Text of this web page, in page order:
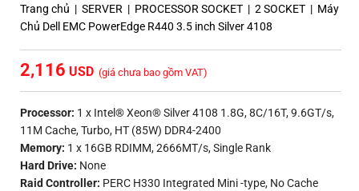
Trang chủ | SERVER | PROCESSOR SOCKET | 2 SOCKET | Máy
Chủ Dell EMC PowerEdge R440 3.5 inch Silver 4108
2,116 (giá chưa bao gồm VAT)
Processor: 1 x Intel® Xeon® Silver 4108 1.8G, 8C/16T, 9.6GT/s,
11M Cache, Turbo, HT (85W) DDR4-2400
Memory: 1 x 16GB RDIMM, 2666MT/s, Single Rank
Hard Drive: None
Raid Controller: PERC H330 Integrated Mini -type, No Cache